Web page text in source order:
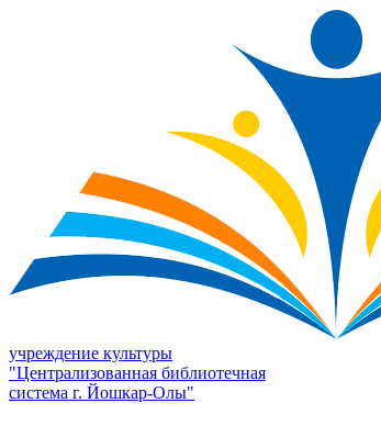
учреждение культуры
"Централизованная библиотечная
система г. Йошкар-Олы"